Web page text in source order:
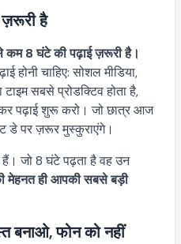
है
कम 8 घंटे की पढ़ाई ज़रूरी है।
चाहिए: सोशल मीडिया,
सबसे प्रोडक्टिव होता है,
पढ़ाई शुरू करो। जो छात्र आज
डे पर ज़रूर मुस्कुराएंगे।
हैं। जो 8 घंटे पढ़ता है वह उन
मेहनत ही आपकी सबसे बड़ी
बनाओ, फोन को नहीं